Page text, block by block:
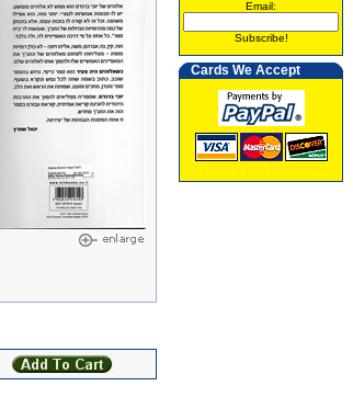
Email:
Subscribe!
Cards We Accept